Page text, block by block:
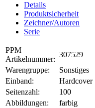
Details
Produktsicherheit
Zeichner/Autoren
Serie
PPM
Artikelnummer:
307529
Warengruppe:
Sonstiges
Einband:
Hardcover
Seitenzahl:
100
Abbildungen:
farbig